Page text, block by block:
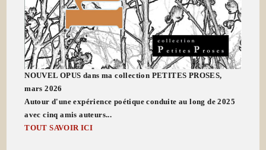
NOUVEL OPUS dans ma collection PETITES PROSES,
mars 2026
Autour d'une expérience poétique conduite au long de 2025
avec cinq amis auteurs...
TOUT SAVOIR ICI